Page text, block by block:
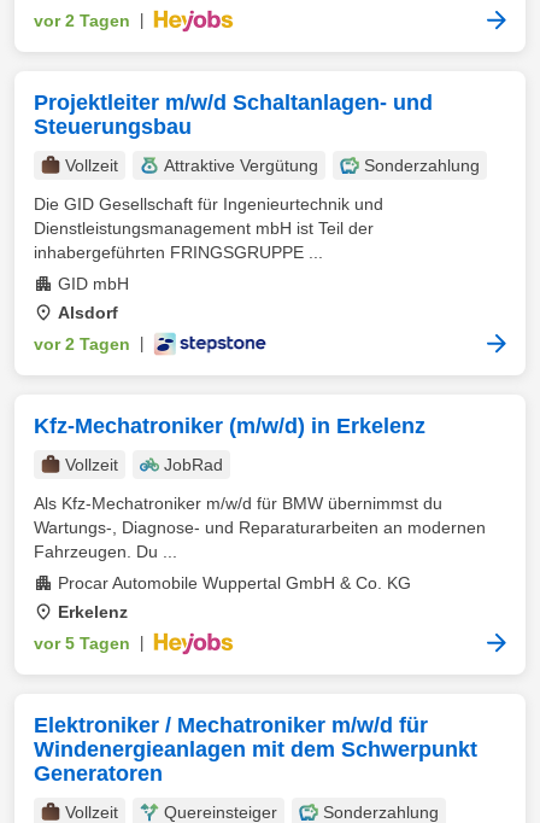
vor 2 Tagen
Projektleiter m/w/d Schaltanlagen- und
Steuerungsbau
Vollzeit Attraktive Vergütung
Sonderzahlung
Die GID Gesellschaft für Ingenieurtechnik und
Dienstleistungsmanagement mbH ist Teil der
inhabergeführten FRINGSGRUPPE ...
GID mbH
Alsdorf
vor 2 Tagen
Kfz-Mechatroniker (m/w/d) in Erkelenz
Vollzeit
JobRad
Als Kfz-Mechatroniker m/w/d für BMW übernimmst du
Wartungs-, Diagnose- und Reparaturarbeiten an modernen
Fahrzeugen. Du ...
Procar Automobile Wuppertal GmbH & Co. KG
Erkelenz
vor 5 Tagen
Elektroniker / Mechatroniker m/w/d für
Windenergieanlagen mit dem Schwerpunkt
Generatoren
Vollzeit Quereinsteiger
Sonderzahlung